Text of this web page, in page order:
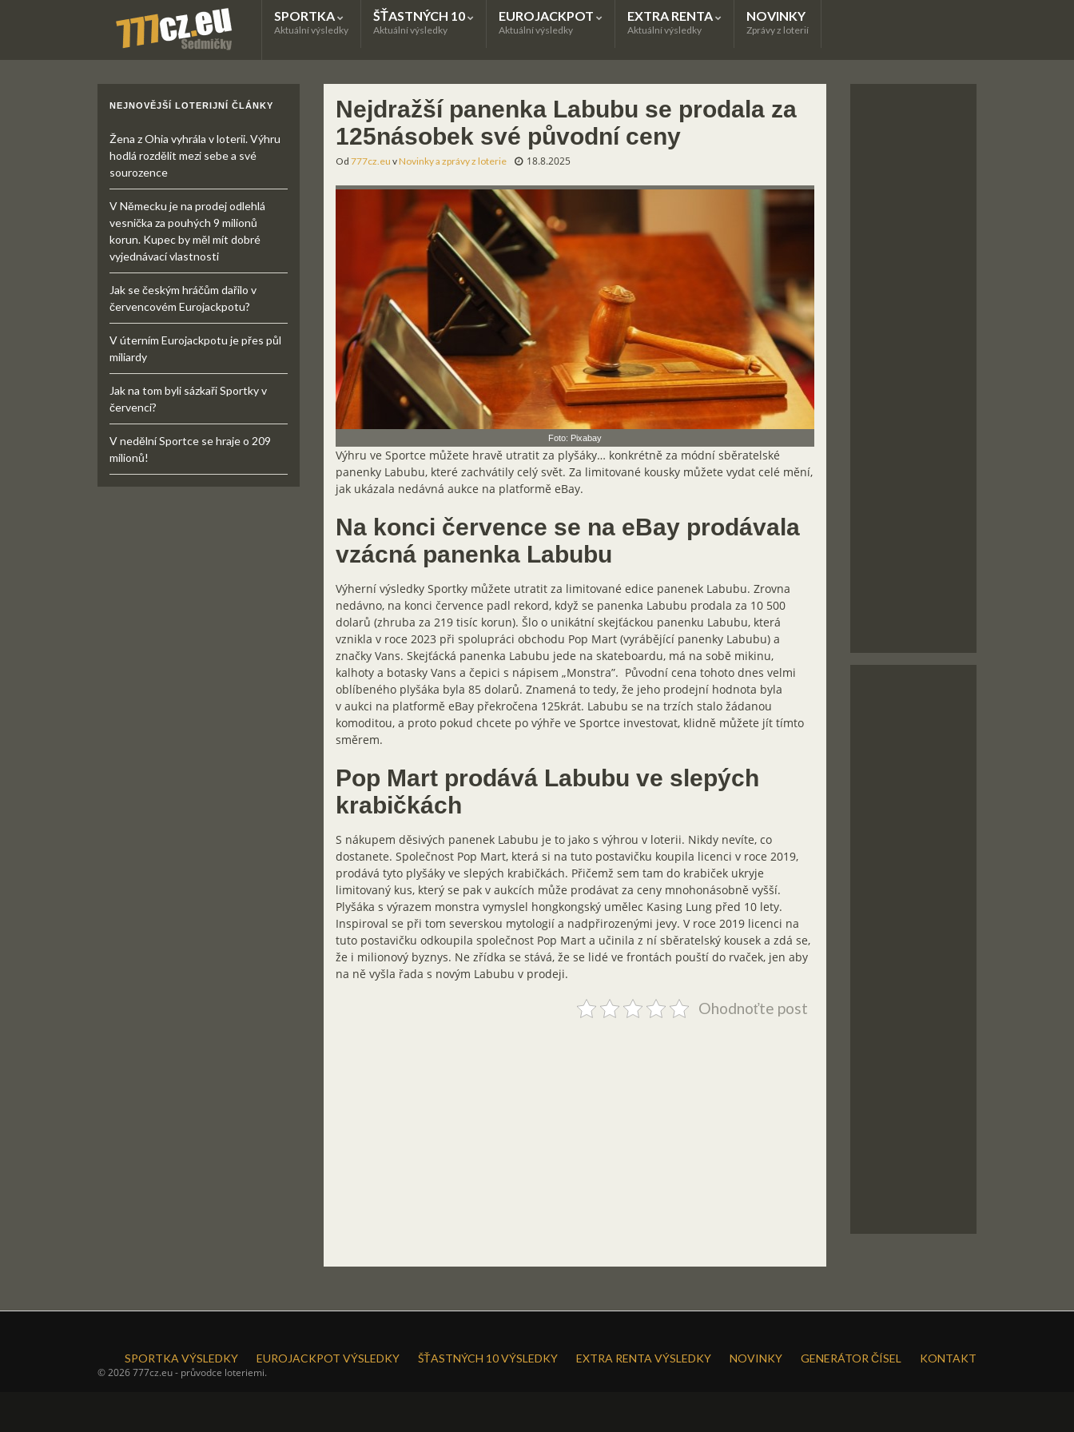
SPORTKA
Aktuální výsledky
ŠŤASTNÝCH 10
Aktuální výsledky
EUROJACKPOT
Aktuální výsledky
EXTRA RENTA
Aktuální výsledky
NOVINKY
Zprávy z loterií
Nejdražší panenka Labubu se prodala za
125násobek své původní ceny
Od 777cz.eu vNovinky a zprávy z loterie 18.8.2025
Foto: Pixabay
Výhru ve Sportce můžete hravě utratit za plyšáky… konkrétně za módní sběratelské
panenky Labubu, které zachvátily celý svět. Za limitované kousky můžete vydat celé mění,
jak ukázala nedávná aukce na platformě eBay.
Na konci července se na eBay prodávala
vzácná panenka Labubu
Výherní výsledky Sportky můžete utratit za limitované edice panenek Labubu. Zrovna
nedávno, na konci července padl rekord, když se panenka Labubu prodala za 10 500
dolarů (zhruba za 219 tisíc korun). Šlo o unikátní skejťáckou panenku Labubu, která
vznikla v roce 2023 při spolupráci obchodu Pop Mart (vyrábějící panenky Labubu) a
značky Vans. Skejťácká panenka Labubu jede na skateboardu, má na sobě mikinu,
kalhoty a botasky Vans a čepici s nápisem „Monstra”. Původní cena tohoto dnes velmi
oblíbeného plyšáka byla 85 dolarů. Znamená to tedy, že jeho prodejní hodnota byla
v aukci na platformě eBay překročena 125krát. Labubu se na trzích stalo žádanou
komoditou, a proto pokud chcete po výhře ve Sportce investovat, klidně můžete jít tímto
směrem.
Pop Mart prodává Labubu ve slepých
krabičkách
S nákupem děsivých panenek Labubu je to jako s výhrou v loterii. Nikdy nevíte, co
dostanete. Společnost Pop Mart, která si na tuto postavičku koupila licenci v roce 2019,
prodává tyto plyšáky ve slepých krabičkách. Přičemž sem tam do krabiček ukryje
limitovaný kus, který se pak v aukcích může prodávat za ceny mnohonásobně vyšší.
Plyšáka s výrazem monstra vymyslel hongkongský umělec Kasing Lung před 10 lety.
Inspiroval se při tom severskou mytologií a nadpřirozenými jevy. V roce 2019 licenci na
tuto postavičku odkoupila společnost Pop Mart a učinila z ní sběratelský kousek a zdá se,
že i milionový byznys. Ne zřídka se stává, že se lidé ve frontách pouští do rvaček, jen aby
na ně vyšla řada s novým Labubu v prodeji.
Ohodnoťte post
NEJNOVĚJŠÍ LOTERIJNÍ ČLÁNKY
Žena z Ohia vyhrála v loterii. Výhru
hodlá rozdělit mezi sebe a své
sourozence
V Německu je na prodej odlehlá
vesnička za pouhých 9 milionů
korun. Kupec by měl mít dobré
vyjednávací vlastnosti
Jak se českým hráčům dařilo v
červencovém Eurojackpotu?
V úterním Eurojackpotu je přes půl
miliardy
Jak na tom byli sázkaři Sportky v
červenci?
V nedělní Sportce se hraje o 209
milionů!
SPORTKA VÝSLEDKY EUROJACKPOT VÝSLEDKY ŠŤASTNÝCH 10 VÝSLEDKY EXTRA RENTA VÝSLEDKY NOVINKY GENERÁTOR ČÍSEL
KONTAKT
© 2026 777cz.eu - průvodce loteriemi.